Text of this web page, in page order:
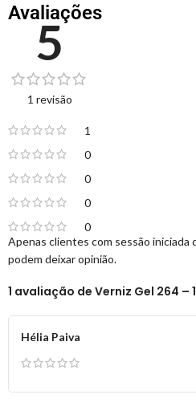
Avaliações
5
1 revisão
1
0
0
0
0
1 avaliação de Verniz Gel 264 –
Hélia Paiva
Apenas clientes com sessão
podem deixar opinião.